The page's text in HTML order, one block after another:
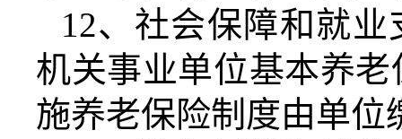
12、社会保障和就
机关事业单位基本养
施养老保险制度由单位